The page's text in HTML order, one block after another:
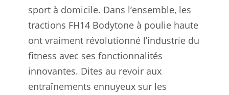
sport à domicile. Dans l’ensemble, les
tractions FH14 Bodytone à poulie haute
ont vraiment révolutionné l’industrie du
fitness avec ses fonctionnalités
innovantes. Dites au revoir aux
entraînements ennuyeux sur les